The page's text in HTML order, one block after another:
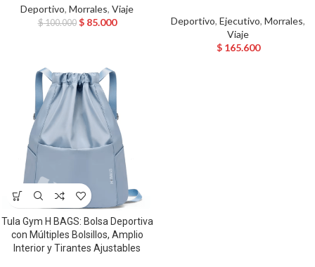
Deportivo, Morrales, Viaje
$100.000 $85.000 Deportivo, Ejecutivo, Morrales,
Viaje
$165.600
Tula Gym H BAGS: Bolsa Deportiva
con Múltiples Bolsillos, Amplio
Interior y Tirantes Ajustables